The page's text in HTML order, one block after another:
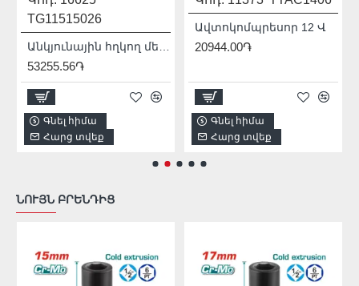
TG11515026
53255.56֏
Գնել հիմա
Հարց տվեք
Ավտոկոմպրեսոր 12 Վ
20944.00֏
Գնել հիմա
Հարց տվեք
ՆՈՒՅՆ ԲՐԵՆԴԻՑ